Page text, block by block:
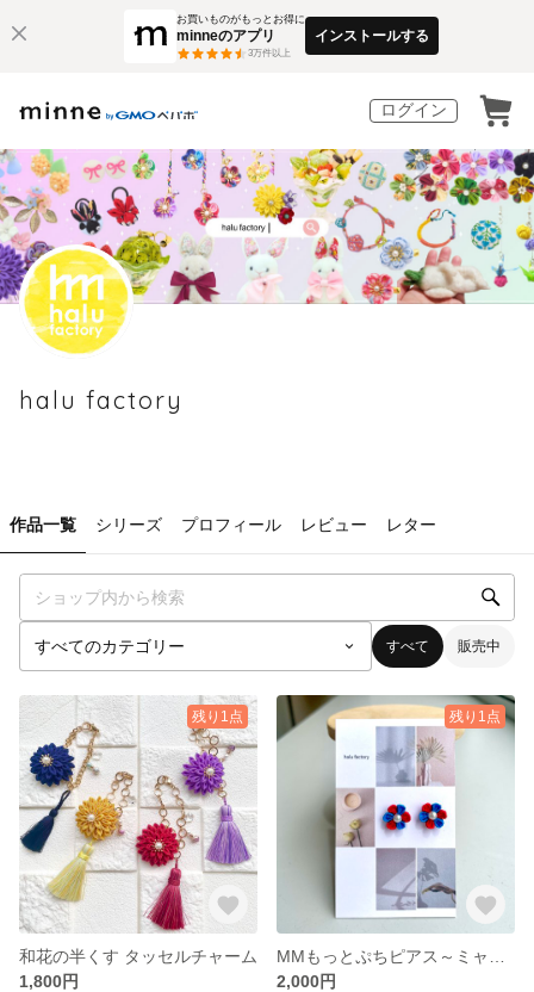
お買いものがもっとお得に
minneのアプリ
3万件以上
インストールする
ログイン
halu factory
作品一覧 シリーズ プロフィール レビュー レター
すべて 販売中
残り1点
和花の半くす タッセルチャーム
1,800円
残り1点
2,000円